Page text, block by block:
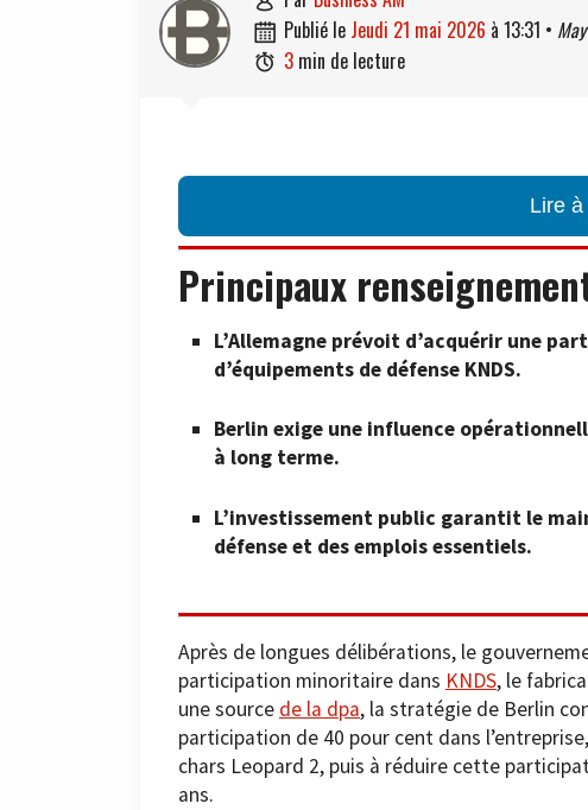
 publié le jeudi 21 mai 2026 à 13:31 •
 3 min de lecture
Lire
Principaux
L’Allemagne prévoit d’acquérir une
d’équipements de défense KNDS.
Berlin exige une influence
à long terme.
L’investissement public garantit le
défense et des emplois essentiels.
Après de longues délibérations, le
participation minoritaire dans KNDS, le
une source de la dpa, la stratégie de Berlin
participation de 40 pour cent dans
chars Leopard 2, puis à réduire cette
ans.